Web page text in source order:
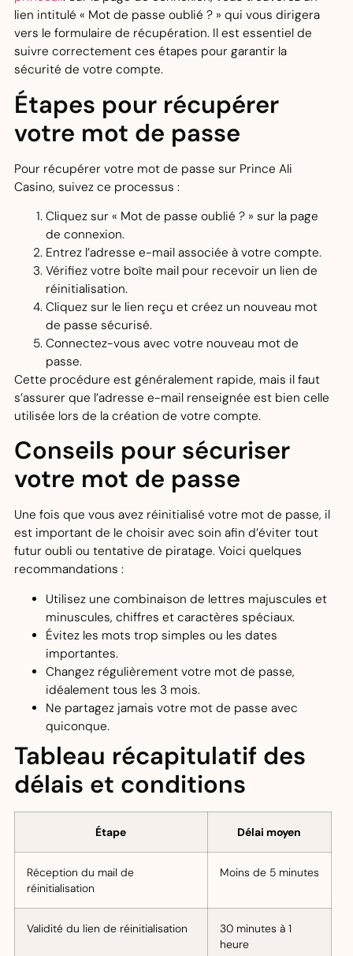
lien intitulé « Mot de passe oublié ? » qui vous dirigera
vers le formulaire de récupération. Il est essentiel de
suivre correctement ces étapes pour garantir la
sécurité de votre compte.
Étapes pour récupérer
votre mot de passe
Pour récupérer votre mot de passe sur Prince Ali
Casino, suivez ce processus :
Cliquez sur « Mot de passe oublié ? » sur la page
de connexion.
Entrez l’adresse e-mail associée à votre compte.
Vérifiez votre boîte mail pour recevoir un lien de
réinitialisation.
Cliquez sur le lien reçu et créez un nouveau mot
de passe sécurisé.
Connectez-vous avec votre nouveau mot de
passe.
Cette procédure est généralement rapide, mais il faut
s’assurer que l’adresse e-mail renseignée est bien celle
utilisée lors de la création de votre compte.
Conseils pour sécuriser
votre mot de passe
Une fois que vous avez réinitialisé votre mot de passe, il
est important de le choisir avec soin afin d’éviter tout
futur oubli ou tentative de piratage. Voici quelques
recommandations :
Utilisez une combinaison de lettres majuscules et
minuscules, chiffres et caractères spéciaux.
Évitez les mots trop simples ou les dates
importantes.
Changez régulièrement votre mot de passe,
idéalement tous les 3 mois.
Ne partagez jamais votre mot de passe avec
quiconque.
Tableau récapitulatif des
délais et conditions
Étape Délai moyen
Réception du mail de
réinitialisation
Moins de 5 minutes
Validité du lien de réinitialisation
30 minutes à 1
heure